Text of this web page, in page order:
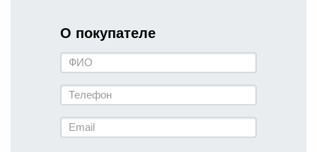
О покупателе